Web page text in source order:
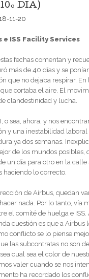
DÍA)
11-20
ISS Facility Services
fechas comentan y
más de 40 días y se
que no dejaba respirar.
cortaba el aire. El
clandestinidad y lucha.
o sea, ahora, y nos
y una inestabilidad laboral
ya dos semanas.
de los mundos posibles,
un día para otro en la
haciendo lo correcto.
de Airbus, quedan
nada. Por lo tanto, vía
el comité de huelga e
cuestión es que a
conflicto se lo piense
las subcontratas no son
cual sea el color de
valer cuando se nos
ha recordado los